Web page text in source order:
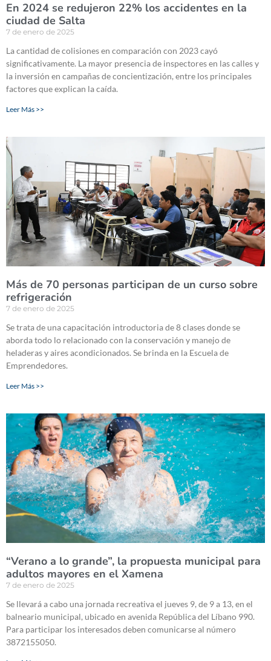
En 2024 se redujeron 22% los accidentes en la
ciudad de Salta
7 de enero de 2025
La cantidad de colisiones en comparación con 2023 cayó
significativamente. La mayor presencia de inspectores en las calles y
la inversión en campañas de concientización, entre los principales
factores que explican la caída.
Leer Más >>
Más de 70 personas participan de un curso sobre
refrigeración
7 de enero de 2025
Se trata de una capacitación introductoria de 8 clases donde se
aborda todo lo relacionado con la conservación y manejo de
heladeras y aires acondicionados. Se brinda en la Escuela de
Emprendedores.
Leer Más >>
“Verano a lo grande”, la propuesta municipal para
adultos mayores en el Xamena
7 de enero de 2025
Se llevará a cabo una jornada recreativa el jueves 9, de 9 a 13, en el
balneario municipal, ubicado en avenida República del Líbano 990.
Para participar los interesados deben comunicarse al número
3872155050.